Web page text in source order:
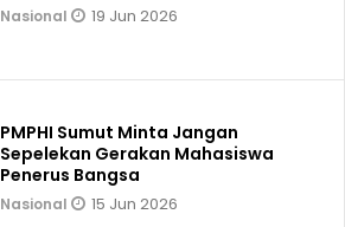
Nasional 19 Jun 2026
PMPHI Sumut Minta Jangan
Sepelekan Gerakan Mahasiswa
Penerus Bangsa
Nasional 15 Jun 2026